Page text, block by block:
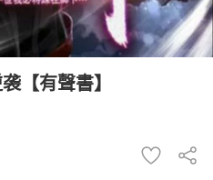
【有聲書】